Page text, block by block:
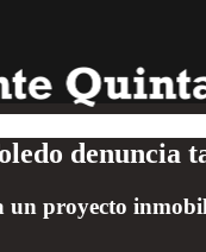
denuncia
un proyecto